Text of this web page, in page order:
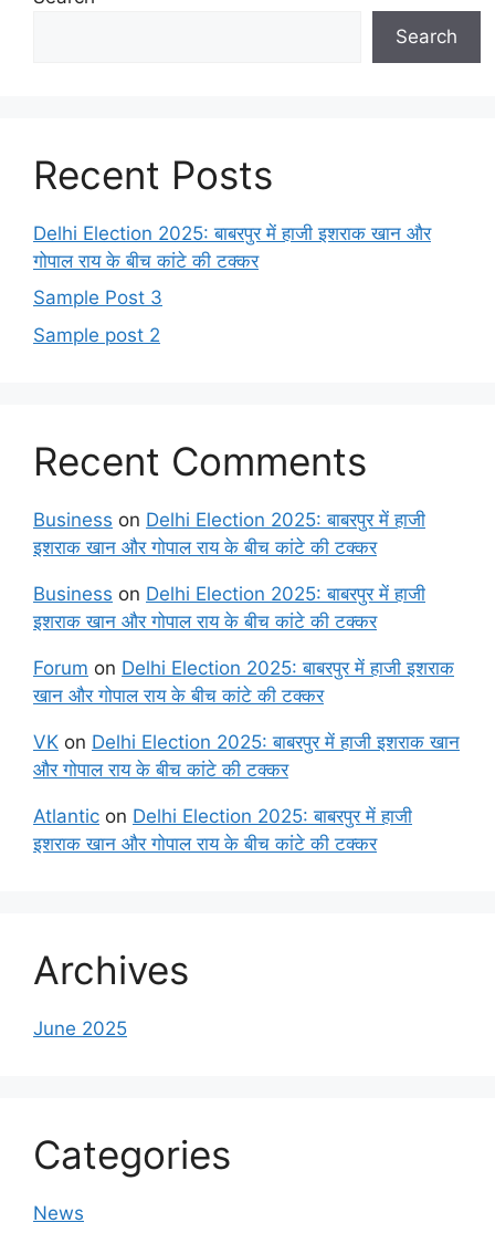
Search
Recent Posts
Delhi Election 2025: बाबरपुर में हाजी इशराक खान और
गोपाल राय के बीच कांटे की टक्कर
Sample Post 3
Sample post 2
Recent Comments
Business on Delhi Election 2025: बाबरपुर में हाजी
इशराक खान और गोपाल राय के बीच कांटे की टक्कर
Business on Delhi Election 2025: बाबरपुर में हाजी
इशराक खान और गोपाल राय के बीच कांटे की टक्कर
Forum on Delhi Election 2025: बाबरपुर में हाजी इशराक
खान और गोपाल राय के बीच कांटे की टक्कर
VK on Delhi Election 2025: बाबरपुर में हाजी इशराक खान
और गोपाल राय के बीच कांटे की टक्कर
Atlantic on Delhi Election 2025: बाबरपुर में हाजी
इशराक खान और गोपाल राय के बीच कांटे की टक्कर
Archives
June 2025
Categories
News